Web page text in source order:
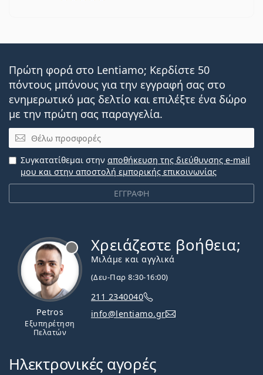
Πρώτη φορά στο Lentiamo; Κερδίστε 50
πόντους μπόνους για την εγγραφή σας στο
ενημερωτικό μας δελτίο και επιλέξτε ένα δώρο
με την πρώτη σας παραγγελία.
Email
ΕΓΓΡΑΦΗ
Συγκατατίθεμαι στην αποθήκευση της διεύθυνσης e-mail
μου και στην αποστολή εμπορικής επικοινωνίας
Petros
Εξυπηρέτηση
Πελατών
Χρειάζεστε βοήθεια;
Μιλάμε και αγγλικά
(Δευ-Παρ 8:30-16:00)
211 2340040
info@lentiamo.gr
Ηλεκτρονικές αγορές